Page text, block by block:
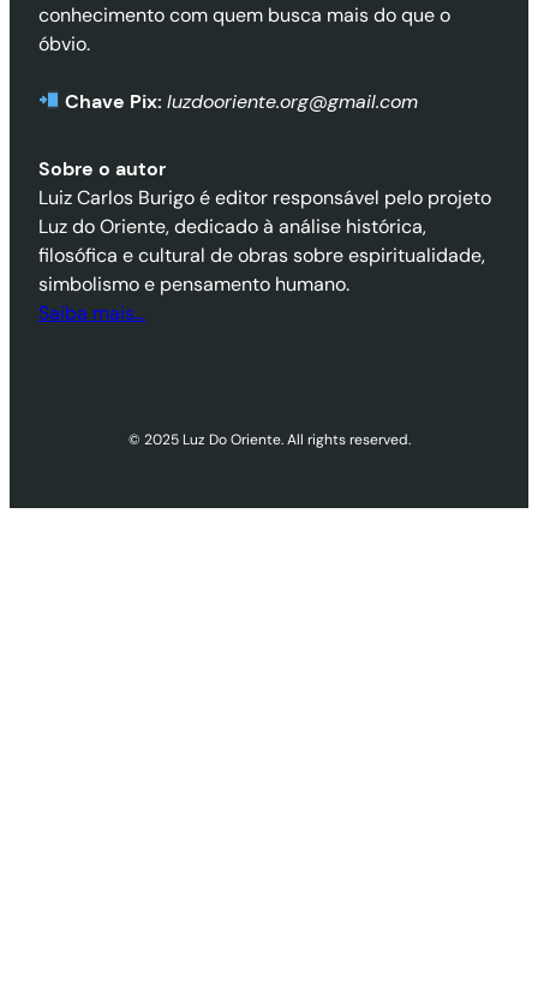
conhecimento com quem busca mais do que o
óbvio.
Chave Pix: luzdooriente.org@gmail.com
Sobre o autor
Luiz Carlos Burigo é editor responsável pelo projeto
Luz do Oriente, dedicado à análise histórica,
filosófica e cultural de obras sobre espiritualidade,
simbolismo e pensamento humano.
Saiba mais…
© 2025 Luz Do Oriente. All rights reserved.